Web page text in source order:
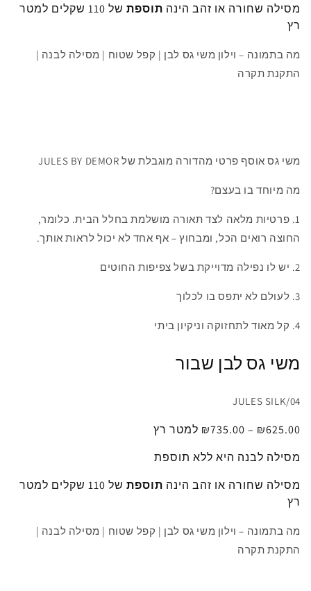
מסילה שחורה או זהב הינה תוספת
של 110 שקלים למטר
רץ
מה בתמונה – וילון משי גס לבן | קפל שטוח | מסילה לבנה |
התקנת תקרה
משי גס אוסף פרטי מהדורה מוגבלת של JULES BY DEMOR
מה מיוחד בו בעצם?
1. פרטיות מלאה לצד תאורה מושלמת בחלל הבית. כלומר,
החוצה רואים הכל, ומבחוץ – אף אחד לא יכול לראות אותך.
2. יש לו נפילה מדוייקת בשל צפיפות החוטים
3. לעולם לא יתפס בו לכלוך
4. קל מאוד לתחזוקה וניקיון ביתי
משי גס לבן שבור
JULES SILK/04
₪625.00
–
₪735.00
למטר רץ
מסילה לבנה היא ללא תוספת
מסילה שחורה או זהב הינה תוספת
של 110 שקלים למטר
רץ
מה בתמונה – וילון משי גס לבן | קפל שטוח | מסילה לבנה |
התקנת תקרה